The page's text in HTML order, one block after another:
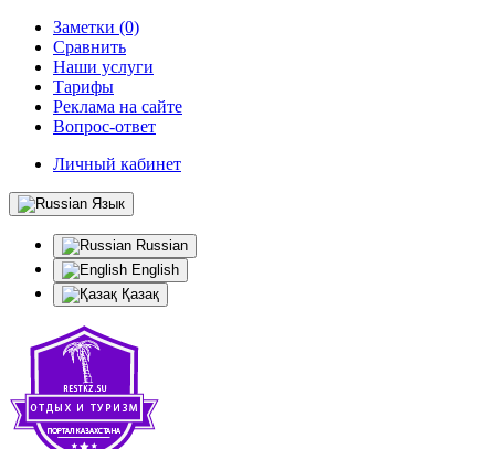
Заметки (0)
Сравнить
Наши услуги
Тарифы
Реклама на сайте
Вопрос-ответ
Личный кабинет
Язык
Russian
English
Қазақ